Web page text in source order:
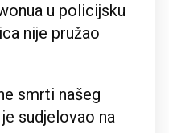
u policijsku
nije pružao
smrti našeg
sudjelovao na